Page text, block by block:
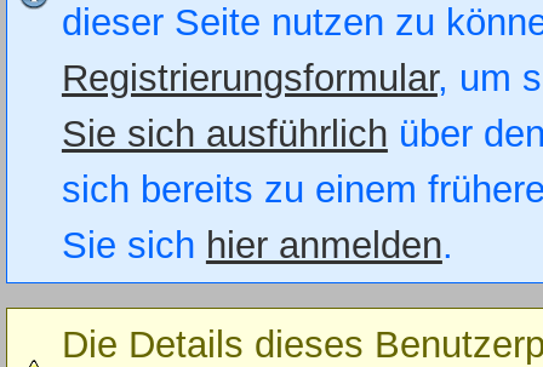
dieser Seite nutzen zu
Registrierungsformular, um
Sie sich ausführlich über
sich bereits zu einem
Sie sich hier anmelden.
Die Details dieses